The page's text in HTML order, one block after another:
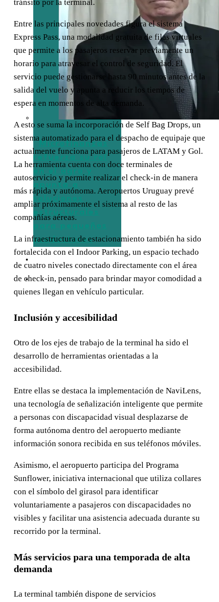
Microfinanzas
refuerza su rol
en el agro y
apunta a
soluciones
estructurales
para pequeños
productores
CONTACTO
tránsito por la terminal.
Entre las principales novedades figura el sistema
Express Pass, una modalidad gratuita de filas virtuales
que permite a los pasajeros reservar previamente un
horario para atravesar el control de seguridad. El
servicio puede gestionarse hasta 90 minutos antes de la
salida del vuelo y apunta a reducir los tiempos de
espera en momentos de alta demanda.
A esto se suma la incorporación de Self Bag Drops, un
sistema automatizado para el despacho de equipaje que
actualmente funciona para pasajeros de LATAM y Gol.
La herramienta cuenta con doce terminales de
autoservicio y permite realizar el check-in de manera
más rápida y autónoma. Aeropuertos Uruguay prevé
ampliar próximamente el sistema al resto de las
compañías aéreas.
La infraestructura de estacionamiento también ha sido
fortalecida con el Indoor Parking, un espacio techado
de cuatro niveles conectado directamente con el área
de check-in, pensado para brindar mayor comodidad a
quienes llegan en vehículo particular.
Inclusión y accesibilidad
Otro de los ejes de trabajo de la terminal ha sido el
desarrollo de herramientas orientadas a la
accesibilidad.
Entre ellas se destaca la implementación de NaviLens,
una tecnología de señalización inteligente que permite
a personas con discapacidad visual desplazarse de
forma autónoma dentro del aeropuerto mediante
información sonora recibida en sus teléfonos móviles.
Asimismo, el aeropuerto participa del Programa
Sunflower, iniciativa internacional que utiliza collares
con el símbolo del girasol para identificar
voluntariamente a pasajeros con discapacidades no
visibles y facilitar una asistencia adecuada durante su
recorrido por la terminal.
Más servicios para una temporada de alta
demanda
La terminal también dispone de servicios